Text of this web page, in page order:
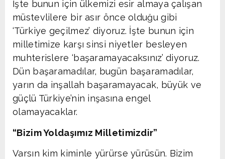
İşte bunun için ülkemizi esir almaya çalışan
müstevlilere bir asır önce olduğu gibi
‘Türkiye geçilmez’ diyoruz. İşte bunun için
milletimize karşı sinsi niyetler besleyen
muhterislere ‘başaramayacaksınız’ diyoruz.
Dün başaramadılar, bugün başaramadılar,
yarın da inşallah başaramayacak, büyük ve
güçlü Türkiye’nin inşasına engel
olamayacaklar.
“Bizim Yoldaşımız Milletimizdir”
Varsın kim kiminle yürürse yürüsün. Bizim